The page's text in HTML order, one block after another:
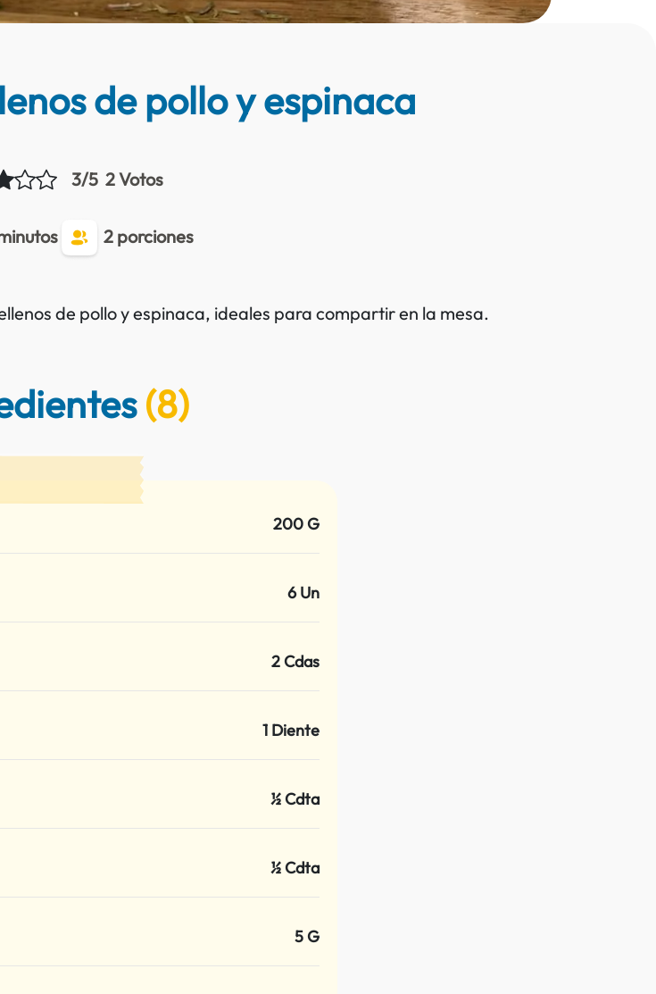
de pollo y espinaca
3/5 2 Votos
2 porciones
de pollo y espinaca, ideales para compartir en la mesa.
(8)
200 G
6 Un
2 Cdas
1 Diente
½ Cdta
½ Cdta
5 G